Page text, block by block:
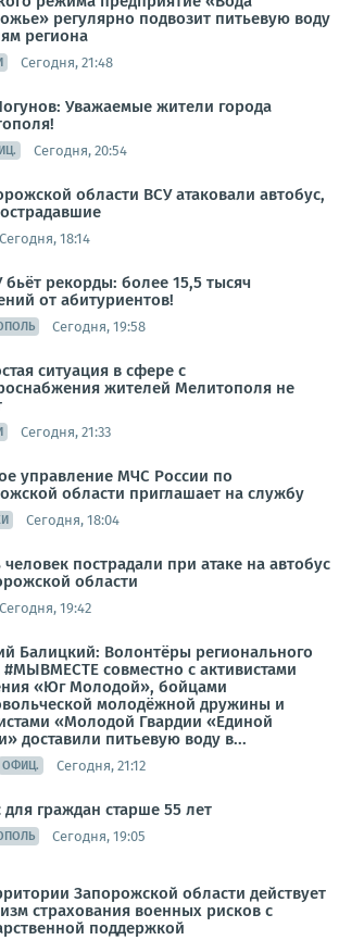
регулярно подвозит питьевую воду
региона
Сегодня, 21:48
Уважаемые жители города
Сегодня, 20:54
области ВСУ атаковали автобус,
Сегодня, 18:14
рекорды: более 15,5 тысяч
от абитуриентов!
Сегодня, 19:58
ситуация в сфере с
жителей Мелитополя не
Сегодня, 21:33
управление МЧС России по
области приглашает на службу
Сегодня, 18:04
пострадали при атаке на автобус
области
Сегодня, 19:42
Балицкий: Волонтёры регионального
#МЫВМЕСТЕ совместно с активистами
«Юг Молодой», бойцами
молодёжной дружины и
«Молодой Гвардии «Единой
доставили питьевую воду в...
ОФИЦ. Сегодня, 21:12
граждан старше 55 лет
Сегодня, 19:05
Запорожской области действует
страхования военных рисков с
поддержкой